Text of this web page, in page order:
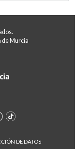
de Murcia
DE DATOS